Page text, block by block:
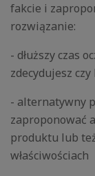
fakcie i
rozwiązanie:
- dłuższy czas
zdecydujesz
- alternatywny
zaproponować
produktu lub
właściwościach